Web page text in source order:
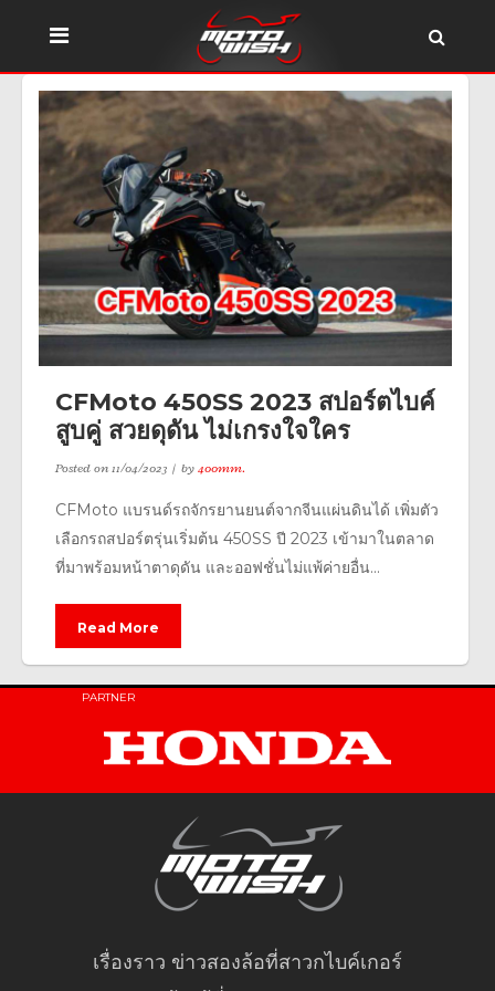
CFMoto 450SS 2023 สปอร์ตไบค์
สูบคู่ สวยดุดัน ไม่เกรงใจใคร
Posted on11/04/2023 by400mm.
CFMoto แบรนด์รถจักรยานยนต์จากจีนแผ่นดินได้ เพิ่มตัว
เลือกรถสปอร์ตรุ่นเริ่มต้น 450SS ปี 2023 เข้ามาในตลาด
ที่มาพร้อมหน้าตาดุดัน และออฟชั่นไม่แพ้ค่ายอื่น...
Read More
PARTNER
เรื่องราว ข่าวสองล้อที่สาวกไบค์เกอร์